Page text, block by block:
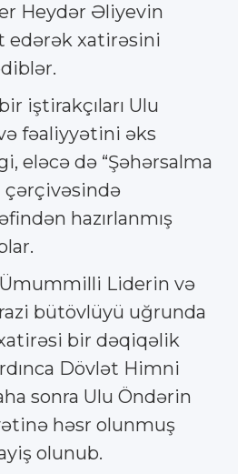
Heydər Əliyevin
edərək xatirəsini
iştirakçıları Ulu
fəaliyyətini əks
eləcə də “Şəhərsalma
çərçivəsində
hazırlanmış
Liderin və
bütövlüyü uğrunda
bir dəqiqəlik
Dövlət Himni
sonra Ulu Öndərin
həsr olunmuş
olunub.